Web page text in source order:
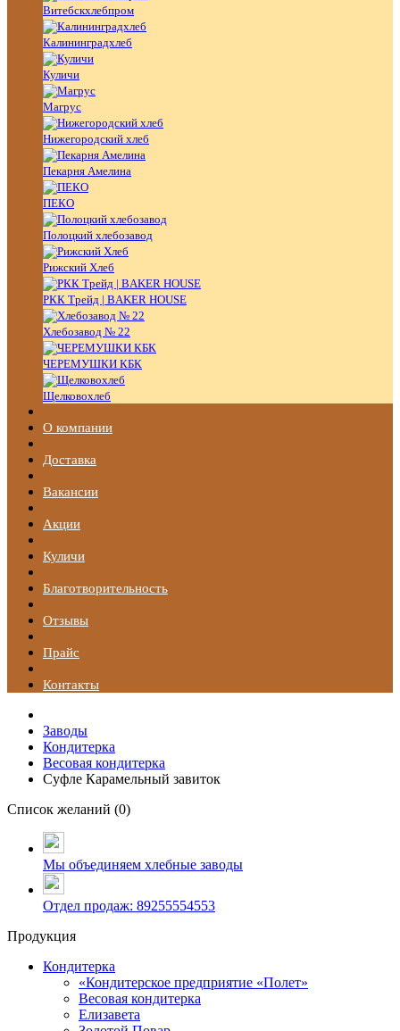
Витебскхлебпром
Калининградхлеб
Куличи
Магрус
Нижегородский хлеб
Пекарня Амелина
ПЕКО
Полоцкий хлебозавод
Рижский Хлеб
РКК Трейд | BAKER HOUSE
Хлебозавод № 22
ЧЕРЕМУШКИ КБК
Щелковохлеб
О компании
Доставка
Вакансии
Акции
Куличи
Благотворительность
Отзывы
Прайс
Контакты
Заводы
Кондитерка
Весовая кондитерка
Суфле Карамельный завиток
Список желаний (0)
Мы объединяем хлебные заводы
Отдел продаж: 89255554553
Продукция
Кондитерка
«Кондитерское предприятие «Полет»
Весовая кондитерка
Елизавета